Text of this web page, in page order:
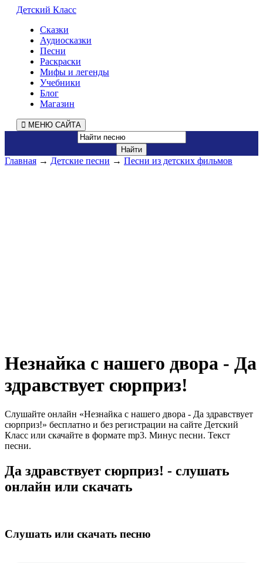
Детский Класс
Сказки
Аудиосказки
Песни
Раскраски
Мифы и легенды
Учебники
Блог
Магазин
МЕНЮ САЙТА
Главная → Детские песни → Песни из детских фильмов
Незнайка с нашего двора - Да
здравствует сюрприз!
Слушайте онлайн «Незнайка с нашего двора - Да здравствует
сюрприз!» бесплатно и без регистрации на сайте Детский
Класс или скачайте в формате mp3. Минус песни. Текст
песни.
Да здравствует сюрприз! - слушать
онлайн или скачать
Слушать или скачать песню